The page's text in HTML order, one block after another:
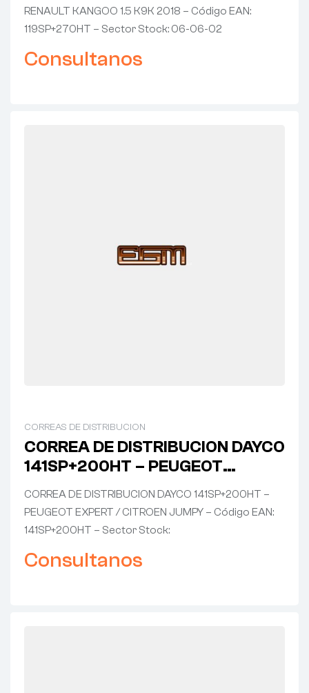
RENAULT KANGOO 1.5 K9K 2018 – Código EAN:
119SP+270HT – Sector Stock: 06-06-02
Consultanos
CORREAS DE DISTRIBUCION
CORREA DE DISTRIBUCION DAYCO
141SP+200HT – PEUGEOT
EXPERT / CITROEN JUMPY
CORREA DE DISTRIBUCION DAYCO 141SP+200HT –
PEUGEOT EXPERT / CITROEN JUMPY – Código EAN:
141SP+200HT – Sector Stock:
Consultanos